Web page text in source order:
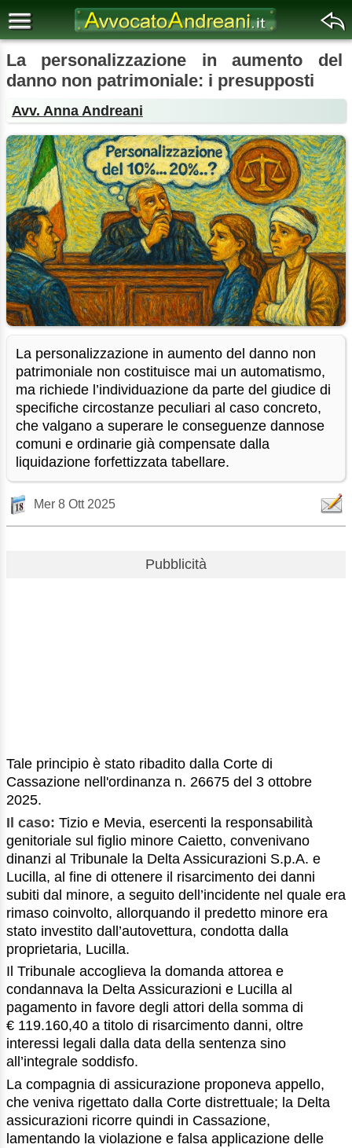
La personalizzazione in aumento del
danno non patrimoniale: i presupposti
Avv. Anna Andreani
La personalizzazione in aumento del danno non
patrimoniale non costituisce mai un automatismo,
ma richiede l’individuazione da parte del giudice di
specifiche circostanze peculiari al caso concreto,
che valgano a superare le conseguenze dannose
comuni e ordinarie già compensate dalla
liquidazione forfettizzata tabellare.
Mer 8 Ott 2025
Pubblicità
Tale principio è stato ribadito dalla Corte di
Cassazione nell'ordinanza n. 26675 del 3 ottobre
2025.
Il caso: Tizio e Mevia, esercenti la responsabilità
genitoriale sul figlio minore Caietto, convenivano
dinanzi al Tribunale la Delta Assicurazioni S.p.A. e
Lucilla, al fine di ottenere il risarcimento dei danni
subiti dal minore, a seguito dell’incidente nel quale era
rimaso coinvolto, allorquando il predetto minore era
stato investito dall’autovettura, condotta dalla
proprietaria, Lucilla.
Il Tribunale accoglieva la domanda attorea e
condannava la Delta Assicurazioni e Lucilla al
pagamento in favore degli attori della somma di
€ 119.160,40 a titolo di risarcimento danni, oltre
interessi legali dalla data della sentenza sino
all’integrale soddisfo.
La compagnia di assicurazione proponeva appello,
che veniva rigettato dalla Corte distrettuale; la Delta
assicurazioni ricorre quindi in Cassazione,
lamentando la violazione e falsa applicazione delle